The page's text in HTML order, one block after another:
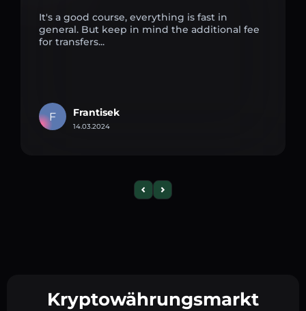
It's a good course, everything is fast in
general. But keep in mind the additional fee
for transfers...
F Frantisek
14.03.2024
Kryptowährungsmarkt